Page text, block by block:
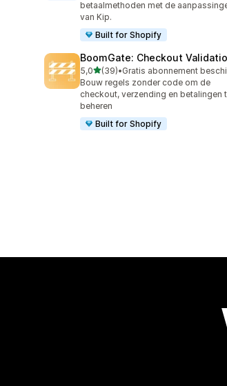
betaalmethoden met de
van Kip.
Built for Shopify
BoomGate: Checkout
5,0van 5 sterren
(39)
39 recensies in totaal
•
Bouw regels zonder code om de
checkout, verzending en betalingen
beheren
Built for Shopify